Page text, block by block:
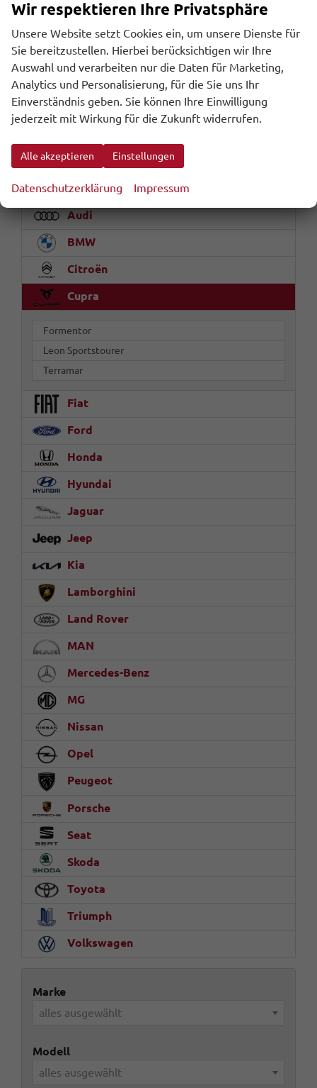
Beratung / Verkauf
Telefon & WhatsApp:
+43 (0) 699 16411912
E-Mail:office@riders-peak.com
Fahrzeugnr.
Aston Martin
Audi
BMW
Citroën
Cupra
Formentor
Leon Sportstourer
Terramar
Fiat
Ford
Honda
Hyundai
Jaguar
Jeep
Kia
Lamborghini
Land Rover
MAN
Mercedes-Benz
MG
Nissan
Opel
Peugeot
Porsche
Seat
Skoda
Toyota
Triumph
Volkswagen
Marke
alles ausgewählt
Modell
alles ausgewählt
Wir respektieren Ihre Privatsphäre
Unsere Website setzt Cookies ein, um unsere Dienste für
Sie bereitzustellen. Hierbei berücksichtigen wir Ihre
Auswahl und verarbeiten nur die Daten für Marketing,
Analytics und Personalisierung, für die Sie uns Ihr
Einverständnis geben. Sie können Ihre Einwilligung
jederzeit mit Wirkung für die Zukunft widerrufen.
Alle akzeptieren Einstellungen
Datenschutzerklärung Impressum